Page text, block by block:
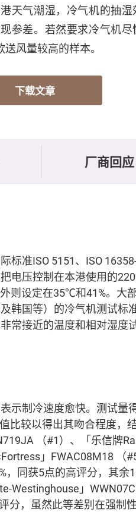
天气潮湿，冷气机的抽
参差。若然要求冷气机
送风量较高的样本。
下载文章
厂商回应
标准ISO 5151、ISO
电压控制在本港使用的
则设定在35℃和41%。大
韩国等）的冷气机测试标
常接近的温度和相对湿度
示制冷速度愈快。测试量
比较以得出其吻合程度，
（#1）、「乐信牌
」FWAC08M18 （
，同获5点的高评分，其余
Westinghouse」
分，虽然此等差别在强制